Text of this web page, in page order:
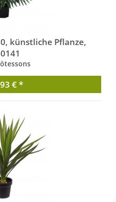
künstliche Pflanze,
€ *